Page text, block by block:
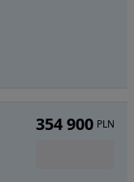
354 900 PLN